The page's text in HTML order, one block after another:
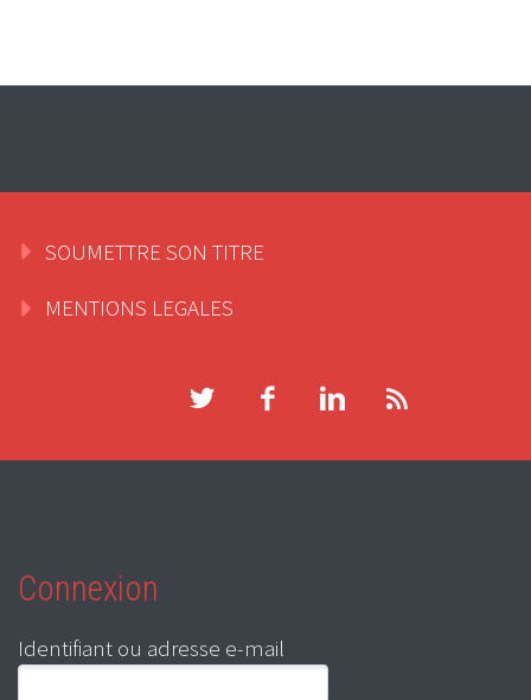
SOUMETTRE SON TITRE
MENTIONS LEGALES
Connexion
Identifiant ou adresse e-mail